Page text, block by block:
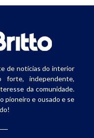
de notícias do interior
forte, independente,
da comunidade.
pioneiro e ousado e se